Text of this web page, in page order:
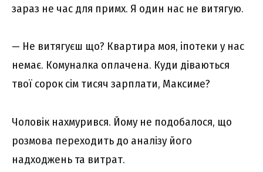
зараз не час для примх. Я один нас не витягую.
— Не витягуєш що? Квартира моя, іпотеки у нас
немає. Комуналка оплачена. Куди діваються
твої сорок сім тисяч зарплати, Максиме?
Чоловік нахмурився. Йому не подобалося, що
розмова переходить до аналізу його
надходжень та витрат.